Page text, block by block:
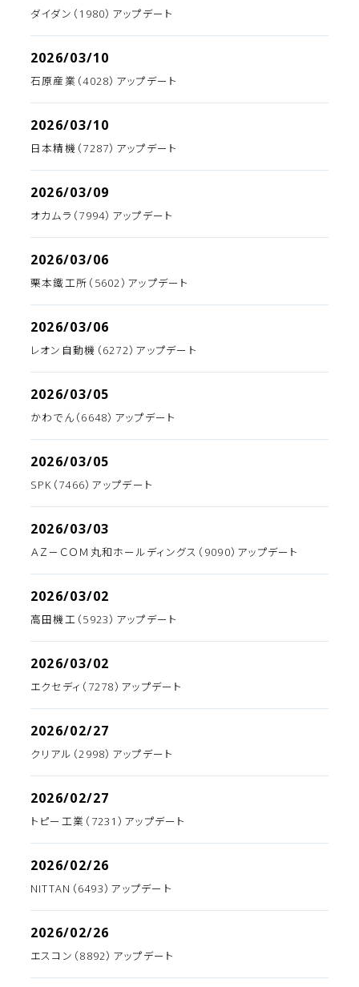
ダイダン（1980）アップデート
2026/03/10
石原産業（4028）アップデート
2026/03/10
日本精機（7287）アップデート
2026/03/09
オカムラ（7994）アップデート
2026/03/06
栗本鐵工所（5602）アップデート
2026/03/06
レオン自動機（6272）アップデート
2026/03/05
かわでん（6648）アップデート
2026/03/05
SPK（7466）アップデート
2026/03/03
ＡＺ－ＣＯＭ丸和ホールディングス（9090）アップデート
2026/03/02
高田機工（5923）アップデート
2026/03/02
エクセディ（7278）アップデート
2026/02/27
クリアル（2998）アップデート
2026/02/27
トピー工業（7231）アップデート
2026/02/26
NITTAN（6493）アップデート
2026/02/26
エスコン（8892）アップデート